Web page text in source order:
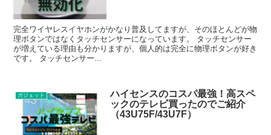
完全ワイヤレスイヤホンがかなり普及してますが、そのほとんどが物
理ボタンではなくタッチセンサーになっています。 タッチセンサー
が増えている理由も分かりますが、個人的は完全に物理ボタンが好き
です。 タッチセンサー...
ガジェット
ハイセンスのコスパ最強！高スペ
ックのテレビ買ったのでご紹介
（43U75F/43U7F）